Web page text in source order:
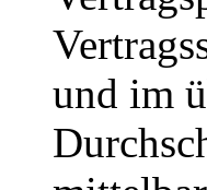
und im